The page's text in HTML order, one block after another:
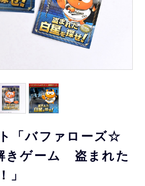
「バファローズ☆
きゲーム 盗まれた
」